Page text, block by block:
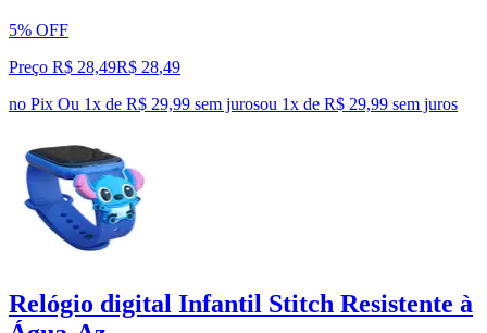
5% OFF
Preço R$ 28,49R$ 28,49
no Pix Ou 1x de R$ 29,99 sem jurosou 1x de R$ 29,99 sem juros
Relógio digital Infantil Stitch Resistente à